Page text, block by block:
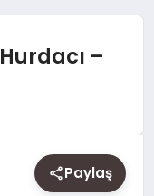
–
Paylaş